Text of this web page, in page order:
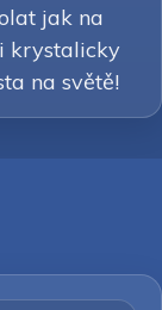
jak na
krystalicky
na světě!